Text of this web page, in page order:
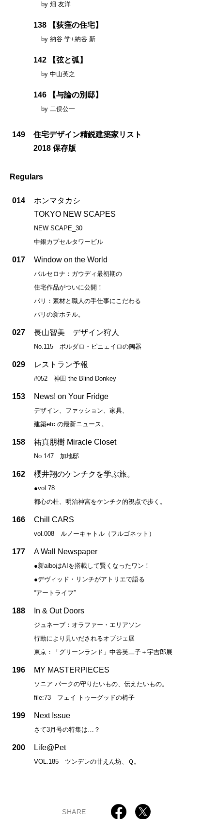
by 畑 友洋
138 【荻窪の住宅】
by 納谷 学+納谷 新
142 【弦と弧】
by 中山英之
146 【与論の別邸】
by 二俣公一
149
住宅デザイン精鋭建築家リスト
2018 保存版
Regulars
014
ホンマタカシ
TOKYO NEW SCAPES
NEW SCAPE_30
中銀カプセルタワービル
017 Window on the World
バルセロナ：ガウディ最初期の
住宅作品がついに公開！
パリ：素材と職人の手仕事にこだわる
パリの新ホテル。
027 長山智美 デザイン狩人
No.115 ボルダロ・ピニェイロの陶器
029 レストラン予報
#052 神田 the Blind Donkey
153 News! on Your Fridge
デザイン、ファッション、家具、
建築etc.の最新ニュース。
158 祐真朋樹 Miracle Closet
No.147 加地邸
162 櫻井翔のケンチクを学ぶ旅。
●vol.78
都心の杜、明治神宮をケンチク的視点で歩く。
166 Chill CARS
vol.008 ルノーキャトル（フルゴネット）
177 A Wall Newspaper
●新aiboはAIを搭載して賢くなったワン！
●デヴィッド・リンチがアトリエで語る
“アートライフ”
188 In & Out Doors
ジュネーブ：オラファー・エリアソン
行動により見いだされるオブジェ展
東京：「グリーンランド」中谷芙二子＋宇吉郎展
196 MY MASTERPIECES
ソニア パークの守りたいもの、伝えたいもの。
file:73 フェイ トゥーグッドの椅子
199 Next Issue
さて3月号の特集は…？
200 Life@Pet
VOL.185 ツンデレの甘えん坊、Ｑ。
SHARE